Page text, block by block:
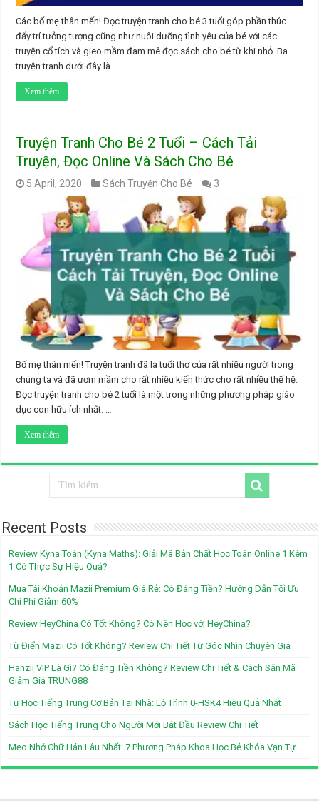
Các bố mẹ thân mến! Đọc truyện tranh cho bé 3 tuổi góp phần thúc
đẩy trí tưởng tượng cũng như nuôi dưỡng tình yêu của bé với các
truyện cổ tích và gieo mầm đam mê đọc sách cho bé từ khi nhỏ. Ba
truyện tranh dưới đây là …
Xem thêm
Truyện Tranh Cho Bé 2 Tuổi – Cách Tải
Truyện, Đọc Online Và Sách Cho Bé
5 April, 2020 Sách Truyện Cho Bé 3
Bố mẹ thân mến! Truyện tranh đã là tuổi thơ của rất nhiều người trong
chúng ta và đã ươm mầm cho rất nhiều kiến thức cho rất nhiều thế hệ.
Đọc truyện tranh cho bé 2 tuổi là một trong những phương pháp giáo
dục con hữu ích nhất. …
Xem thêm
Recent Posts
Review Kyna Toán (Kyna Maths): Giải Mã Bản Chất Học Toán Online 1 Kèm
1 Có Thực Sự Hiệu Quả?
Mua Tài Khoản Mazii Premium Giá Rẻ: Có Đáng Tiền? Hướng Dẫn Tối Ưu
Chi Phí Giảm 60%
Review HeyChina Có Tốt Không? Có Nên Học với HeyChina?
Từ Điển Mazii Có Tốt Không? Review Chi Tiết Từ Góc Nhìn Chuyên Gia
Hanzii VIP Là Gì? Có Đáng Tiền Không? Review Chi Tiết & Cách Săn Mã
Giảm Giá TRUNG88
Tự Học Tiếng Trung Cơ Bản Tại Nhà: Lộ Trình 0-HSK4 Hiệu Quả Nhất
Sách Học Tiếng Trung Cho Người Mới Bắt Đầu Review Chi Tiết
Mẹo Nhớ Chữ Hán Lâu Nhất: 7 Phương Pháp Khoa Học Bẻ Khóa Vạn Tự